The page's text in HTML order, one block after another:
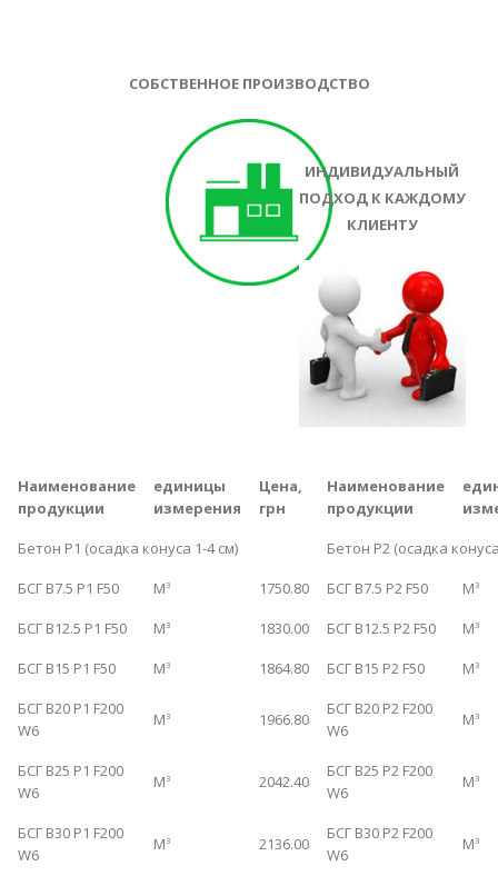
СОБСТВЕННОЕ ПРОИЗВОДСТВО
ИНДИВИДУАЛЬНЫЙ
ПОДХОД К КАЖДОМУ
КЛИЕНТУ
Наименование
продукции
единицы
измерения
Цена,
грн
Наименование
продукции
Бетон Р1 (осадка конуса 1-4 см)
Бетон Р2 (осадка
БСГ B7.5 P1 F50
М3 1750.80 БСГ B7.5 P2 F50 М3
БСГ B12.5 P1 F50 М3 1830.00 БСГ B12.5 P2 F50 М3
БСГ B15 P1 F50 М3 1864.80 БСГ B15 P2 F50 М3
БСГ B20 P1 F200
W6
М3 1966.80
БСГ B20 P2 F200
W6
М3
БСГ B25 P1 F200
W6
М3 2042.40
БСГ B25 P2 F200
W6
М3
БСГ B30 P1 F200
W6
М3 2136.00
БСГ B30 P2 F200
W6
М3